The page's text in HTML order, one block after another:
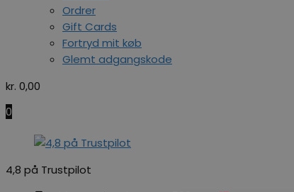
Ordrer
Gift Cards
Fortryd mit køb
Glemt adgangskode
kr. 0,00
0
4,8 på Trustpilot